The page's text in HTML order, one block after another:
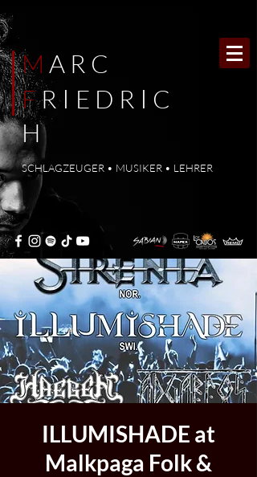
MARC
FRI E DR I C
H
SCHLAGZEUGER • MUSIKER • LEHRER
ILLUMISHADE at
Malkpaga Folk &